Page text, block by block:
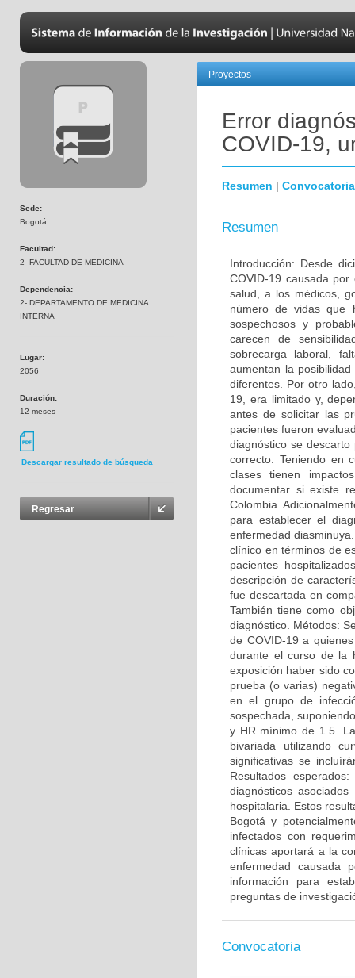
Sede:
Bogotá
Facultad:
2- FACULTAD DE MEDICINA
Dependencia:
2- DEPARTAMENTO DE MEDICINA
INTERNA
Lugar:
2056
Duración:
12 meses
Descargar resultado de búsqueda
Regresar
Proyectos
Error
COVID-19,
Resumen | Convocatoria
Resumen
Introducción: Desde
COVID-19 causada
salud, a los médicos,
número de vidas que
sospechosos y
carecen de
sobrecarga laboral,
aumentan la
diferentes. Por otro
19, era limitado y,
antes de solicitar las
pacientes fueron
diagnóstico se
correcto. Teniendo en
clases tienen
documentar si existe
Colombia.
para establecer el
enfermedad
clínico en términos de
pacientes
descripción de
fue descartada en
También tiene como
diagnóstico. Métodos:
de COVID-19 a
durante el curso de la
exposición haber sido
prueba (o varias)
en el grupo de
sospechada,
y HR mínimo de 1.5.
bivariada utilizando
significativas se
Resultados
diagnósticos
hospitalaria. Estos
Bogotá y
infectados con
clínicas aportará a la
enfermedad causada
información para
preguntas de
Convocatoria